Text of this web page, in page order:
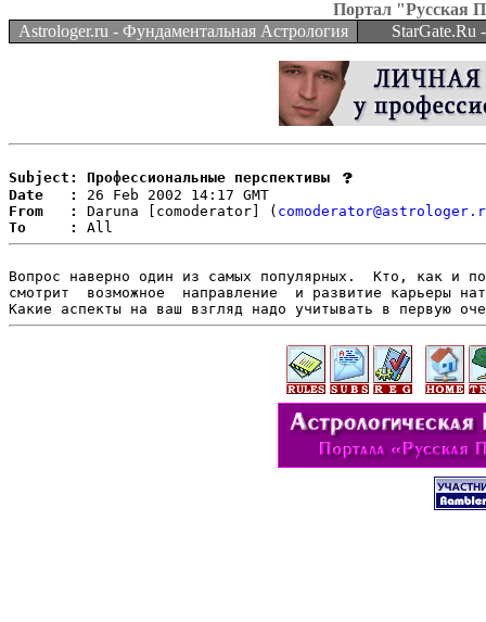
Портал "Русская
Astrologer.ru - Фундаментальная Астрология
StarGate.Ru
Subject: Профессиональные перспективы
Date   :
From   :
Daruna [comoderator] (
To     :
Вопрос наверно один из самых популярных.  Кто, как и
смотрит  возможное  направление  и развитие карьеры